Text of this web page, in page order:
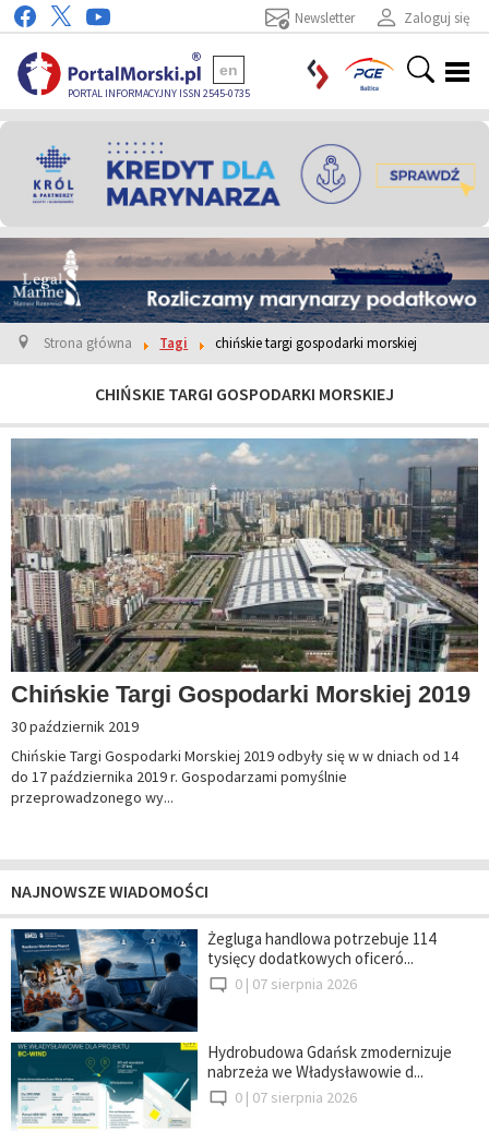
Zaloguj się
Newsletter
PORTAL INFORMACYJNY ISSN 2545-0735
en
Strona główna Tagi chińskie targi gospodarki morskiej
CHIŃSKIE TARGI GOSPODARKI MORSKIEJ
Chińskie Targi Gospodarki Morskiej 2019
30 październik 2019
Chińskie Targi Gospodarki Morskiej 2019 odbyły się w w dniach od 14
do 17 października 2019 r. Gospodarzami pomyślnie
przeprowadzonego wy...
NAJNOWSZE WIADOMOŚCI
Żegluga handlowa potrzebuje 114
tysięcy dodatkowych oficeró...
0 | 07 sierpnia 2026
Hydrobudowa Gdańsk zmodernizuje
nabrzeża we Władysławowie d...
0 | 07 sierpnia 2026